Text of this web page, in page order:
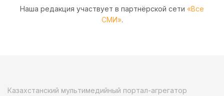
Наша редакция участвует в партнёрской сети «Все
СМИ».
Казахстанский мультимедийный портал-агрегатор